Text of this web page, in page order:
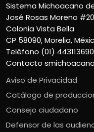
Sistema Michoacano
José Rosas Moreno
Colonia Vista Bella
CP 58090, Morelia,
Teléfono (01)
Contacto
Aviso de Privacidad
Catálogo de
Consejo ciudadano
Defensor de las